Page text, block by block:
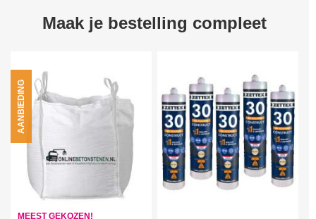
Maak je bestelling compleet
MEEST GEKOZEN!
AANBIEDING